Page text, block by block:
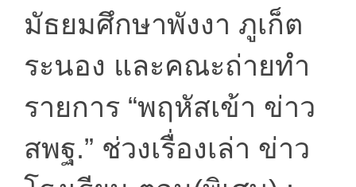
มัธยมศึกษาพังงา ภูเก็ต
ระนอง และคณะถ่ายทำ
รายการ “พฤหัสเข้า ข่าว
สพฐ.” ช่วงเรื่องเล่า ข่าว